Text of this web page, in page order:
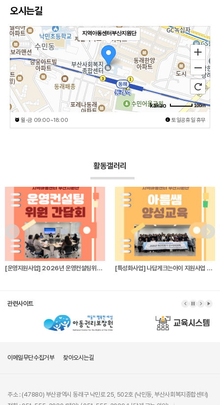
오시는길
지역아동센터부산지원단
100m
월-금 09:00~18:00 토일공휴일 휴무
활동갤러리
[운영지원사업] 2026년 운영컨설팅위원 간… [특성화사업] 나답게크는아이 지원사업 파견전…
관련사이트
이메일무단수집거부 찾아오시는길
주소 : (47880) 부산광역시 동래구 낙민로 25, 502호 (낙민동, 부산사회복지종합센터)